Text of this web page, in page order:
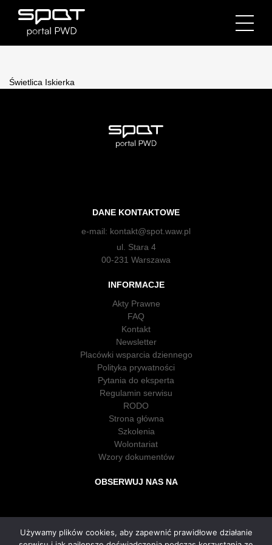
Świetlica Iskierka
DANE KONTAKTOWE
e-mail: kontakt@spot.waw.pl
ul. Stara 4
00-231 Warszawa
INFORMACJE
Akty Prawne
FAQ
Kontakt
Newsletter
Placówki wsparcia dziennego
Polityka prywatności
Pytania do eksperta
Regulamin serwisu
RODO
Strona główna
Szkolenia
Wolontariat
Wzory dokumentów
OBSERWUJ NAS NA
Używamy plików cookies, aby zapewnić prawidłowe działanie